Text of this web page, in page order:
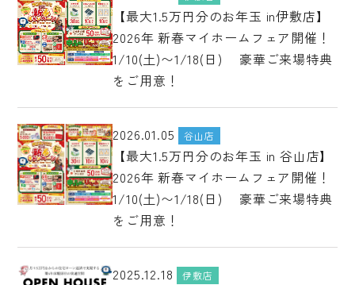
【最大1.5万円分のお年玉 in伊敷店】
2026年 新春マイホームフェア開催！
1/10(土)〜1/18(日) 豪華ご来場特典
をご用意！
2026.01.05 谷山店
【最大1.5万円分のお年玉 in 谷山店】
2026年 新春マイホームフェア開催！
1/10(土)〜1/18(日) 豪華ご来場特典
をご用意！
2025.12.18 伊敷店